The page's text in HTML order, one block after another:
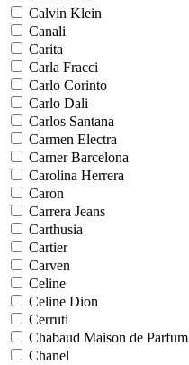
Calvin Klein
Canali
Carita
Carla Fracci
Carlo Corinto
Carlo Dali
Carlos Santana
Carmen Electra
Carner Barcelona
Carolina Herrera
Caron
Carrera Jeans
Carthusia
Cartier
Carven
Celine
Celine Dion
Cerruti
Chabaud Maison de Parfum
Chanel